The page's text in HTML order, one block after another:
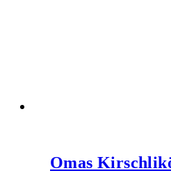
Omas